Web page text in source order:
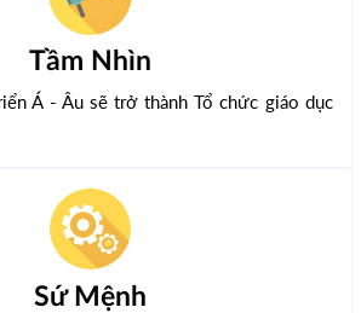
Tầm Nhìn
Á - Âu sẽ trở thành Tổ chức giáo dục
Sứ Mệnh